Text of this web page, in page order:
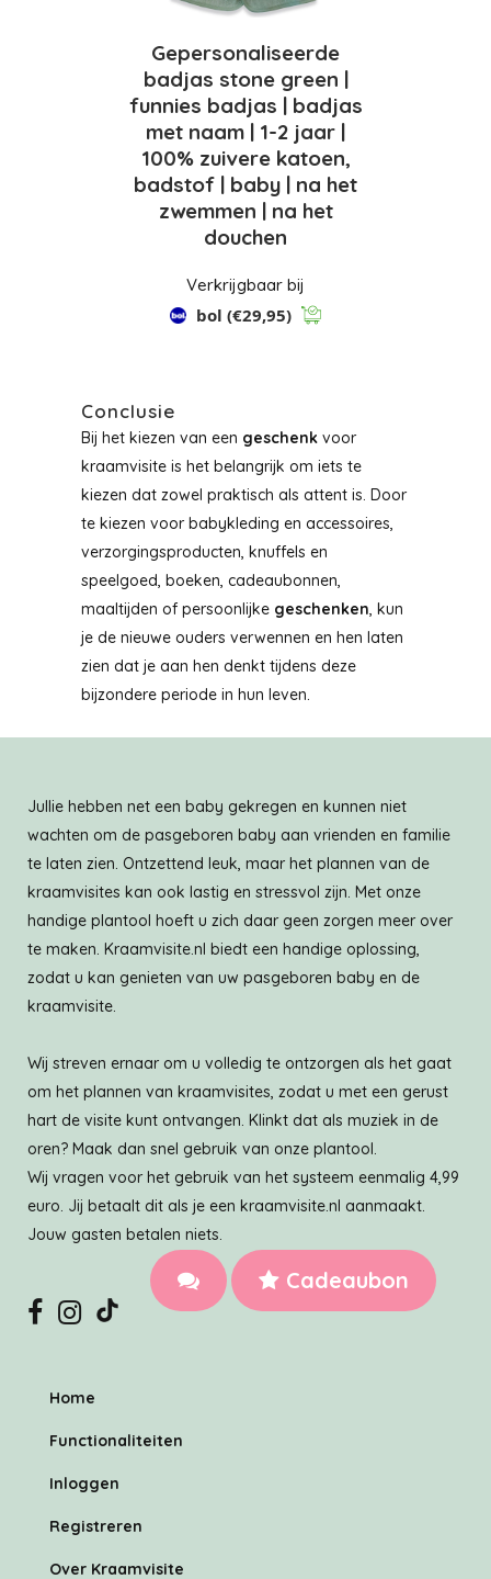
Cadeaubon
Gepersonaliseerde
badjas stone green |
funnies badjas | badjas
met naam | 1-2 jaar |
100% zuivere katoen,
badstof | baby | na het
zwemmen | na het
douchen
Verkrijgbaar bij
bol (€29,95)
Conclusie
Bij het kiezen van een geschenk voor
kraamvisite is het belangrijk om iets te
kiezen dat zowel praktisch als attent is. Door
te kiezen voor babykleding en accessoires,
verzorgingsproducten, knuffels en
speelgoed, boeken, cadeaubonnen,
maaltijden of persoonlijke geschenken, kun
je de nieuwe ouders verwennen en hen laten
zien dat je aan hen denkt tijdens deze
bijzondere periode in hun leven.
Jullie hebben net een baby gekregen en kunnen niet
wachten om de pasgeboren baby aan vrienden en familie
te laten zien. Ontzettend leuk, maar het plannen van de
kraamvisites kan ook lastig en stressvol zijn. Met onze
handige plantool hoeft u zich daar geen zorgen meer over
te maken. Kraamvisite.nl biedt een handige oplossing,
zodat u kan genieten van uw pasgeboren baby en de
kraamvisite.
Wij streven ernaar om u volledig te ontzorgen als het gaat
om het plannen van kraamvisites, zodat u met een gerust
hart de visite kunt ontvangen. Klinkt dat als muziek in de
oren? Maak dan snel gebruik van onze plantool.
Wij vragen voor het gebruik van het systeem eenmalig 4,99
euro. Jij betaalt dit als je een kraamvisite.nl aanmaakt.
Jouw gasten betalen niets.
Home
Functionaliteiten
Inloggen
Registreren
Over Kraamvisite